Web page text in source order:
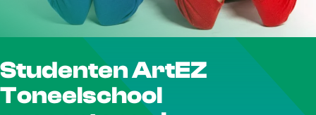
r
d
Studenten ArtEZ
Toneelschool